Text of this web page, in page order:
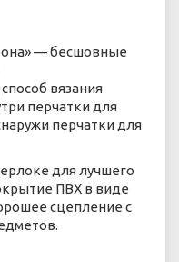
— бесшовные
вязания
перчатки для
перчатки для
для лучшего
ПВХ в виде
сцепление с